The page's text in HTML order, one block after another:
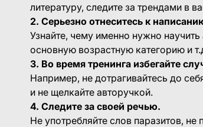
литературу, следите за трендами в
2. Серьезно отнеситесь к
Узнайте, чему именно нужно
основную возрастную категорию и
3. Во время тренинга избегайте
Например, не дотрагивайтесь до
и не щелкайте авторучкой.
4. Следите за своей речью.
Не употребляйте слов паразитов,